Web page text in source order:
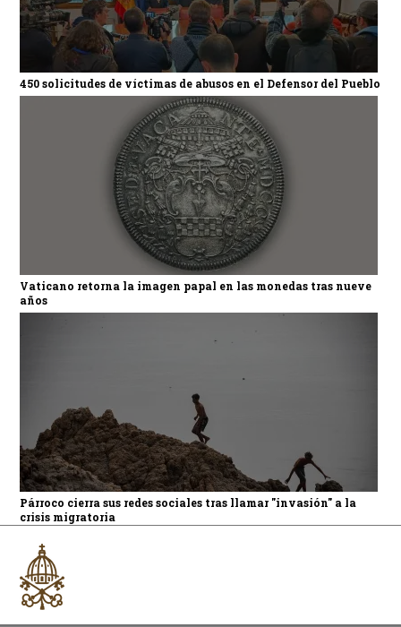
450 solicitudes de víctimas de abusos en el Defensor del Pueblo
Vaticano retorna la imagen papal en las monedas tras nueve
años
Párroco cierra sus redes sociales tras llamar "invasión" a la
crisis migratoria